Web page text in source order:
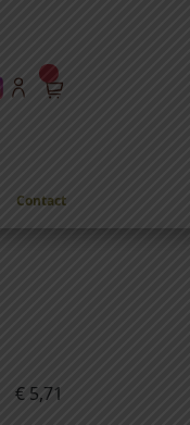
Contact
€ 5,71